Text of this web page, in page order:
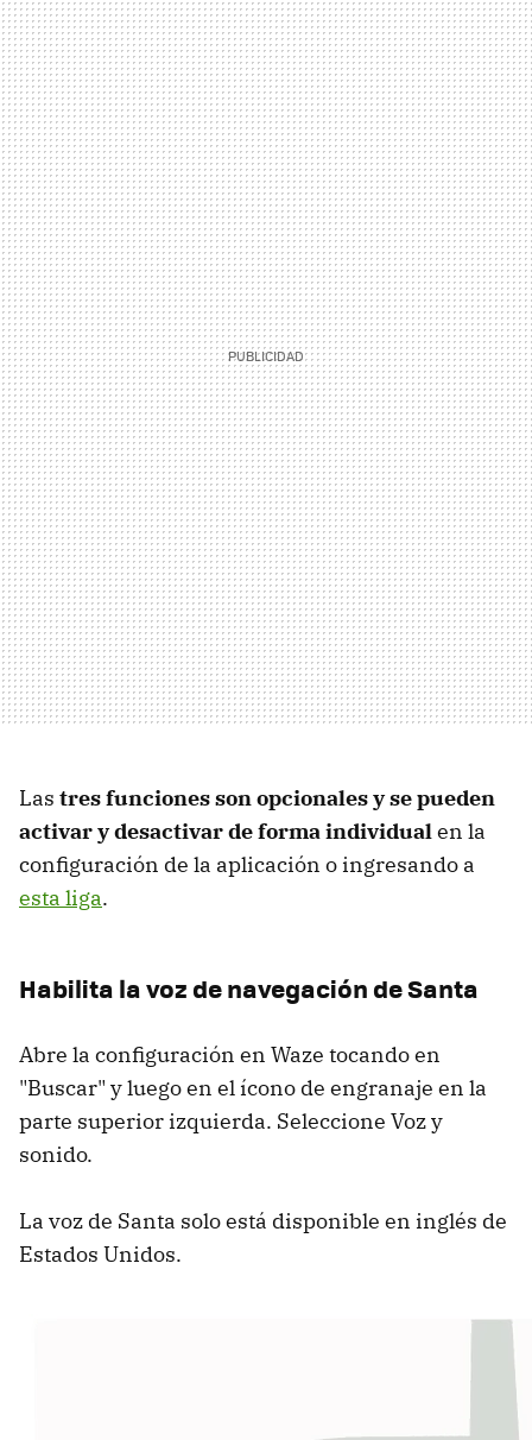
Las tres funciones son opcionales y se pueden
activar y desactivar de forma individualen la
configuración de la aplicación o ingresando a
esta liga.
Habilita la voz de navegación de Santa
Abre la configuración en Waze tocando en
"Buscar" y luego en el ícono de engranaje en la
parte superior izquierda. Seleccione Voz y
sonido.
La voz de Santa solo está disponible en inglés de
Estados Unidos.